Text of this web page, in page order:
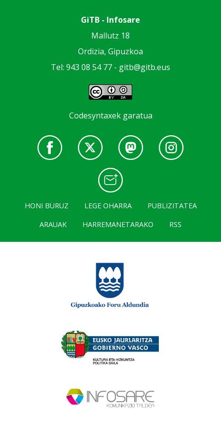
GiTB - Infosare
Mallutz 18
Ordizia, Gipuzkoa
Tel: 943 08 54 77 - gitb@gitb.eus
Codesyntaxek garatua
HONI BURUZ LEGE OHARRA
PUBLIZITATEA
ARAUAK
HARREMANETARAKO RSS